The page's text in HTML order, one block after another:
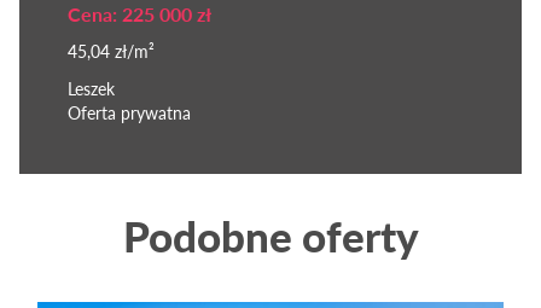
Cena: 225 000 zł
45,04 zł/m²
Leszek
Oferta prywatna
Podobne oferty